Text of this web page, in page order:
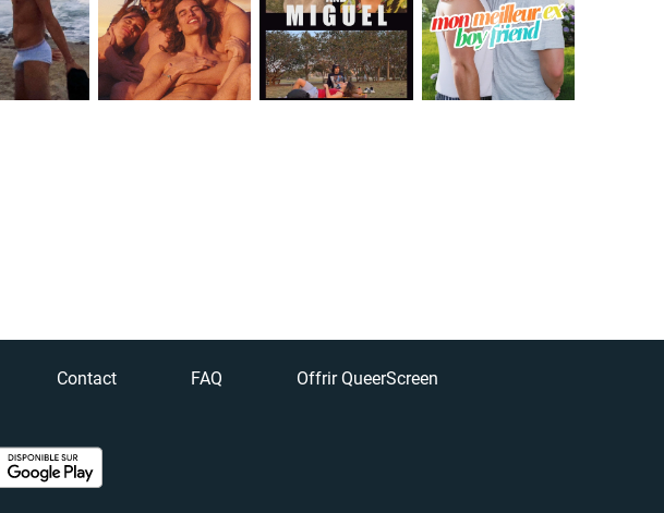
Contact FAQ Offrir QueerScreen